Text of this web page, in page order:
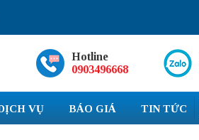
Hotline
0903496668
VỤ BÁO GIÁ TIN TỨC